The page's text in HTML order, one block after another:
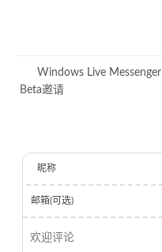
Windows Live Messenger
Beta邀请
昵称
邮箱(可选)